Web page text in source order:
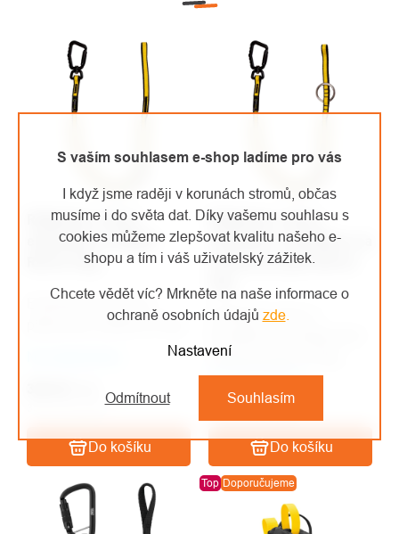
S vaším souhlasem e-shop ladíme pro vás
I když jsme raději v korunách stromů, občas
musíme i do světa dat. Díky vašemu souhlasu s
cookies můžeme zlepšovat kvalitu našeho e-
shopu a tím i váš uživatelský zážitek.
Chcete vědět víc? Mrkněte na naše informace o
ochraně osobních údajů zde.
Nastavení
Odmítnout Souhlasím
RidgeGear smyce
elastická na nářadí
RGTL6 5kg
301 Kč bez DPH
Do košíku
Elastická smyce pro
připevnění nářadí do 5kg.
RidgeGear smyce
elastická s kroužkem na
motorovou pilu RGTL9
Na objednávku
317 Kč bez DPH
384 Kč/ ks
Do košíku
Elastická smyce s
motorové pily do 5kg.
Délka po prodloužení
1,25m.
Top Doporučujeme